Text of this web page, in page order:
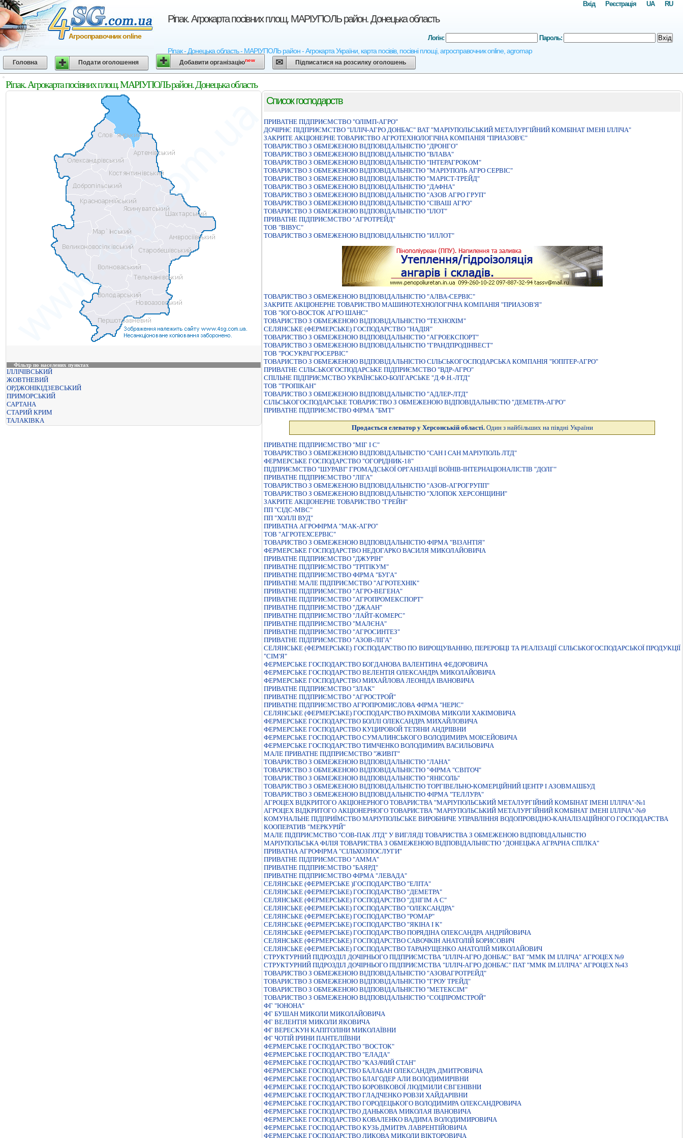
Ріпак. Агрокарта посівних площ. МАРІУПОЛЬ район. Донецька область
Ріпак - Донецька область - МАРІУПОЛЬ район - Агрокарта України, карта посівів, посівні площі, агросправочник online, agromap
Агросправочник online
RU
UA
Реєстрація
Вхід
Логін: Пароль: Вхід
Головна Подати оголошення Добавити організаціюnew Підписатися на розсилку оголошень
Ріпак. Агрокарта посівних площ. МАРІУПОЛЬ район. Донецька область
Фільтр по населених пунктах
ІЛЛІЧІВСЬКИЙ
ЖОВТНЕВИЙ
ОРДЖОНІКІДЗЕВСЬКИЙ
ПРИМОРСЬКИЙ
САРТАНА
СТАРИЙ КРИМ
ТАЛАКІВКА
Список господарств
ПРИВАТНЕ ПІДПРИЄМСТВО "ОЛІМП-АГРО"
ДОЧIРНЄ ПIДПРИЄМСТВО "IЛЛIЧ-АГРО ДОНБАС" ВАТ "МАРIУПОЛЬСЬКИЙ МЕТАЛУРГIЙНИЙ КОМБIНАТ IМЕНI IЛЛIЧА"
ЗАКРИТЕ АКЦІОНЕРНЕ ТОВАРИСТВО АГРОТЕХНОЛОГІЧНА КОМПАНІЯ "ПРИАЗОВ'Є"
ТОВАРИСТВО З ОБМЕЖЕНОЮ ВIДПОВIДАЛЬНIСТЮ "ДРОНГО"
ТОВАРИСТВО З ОБМЕЖЕНОЮ ВIДПОВIДАЛЬНIСТЮ "ВЛАВА"
ТОВАРИСТВО З ОБМЕЖЕНОЮ ВIДПОВIДАЛЬНIСТЮ "IНТЕРАГРОКОМ"
ТОВАРИСТВО З ОБМЕЖЕНОЮ ВIДПОВIДАЛЬНIСТЮ "МАРIУПОЛЬ АГРО СЕРВIС"
ТОВАРИСТВО З ОБМЕЖЕНОЮ ВІДПОВІДАЛЬНІСТЮ "МАРІСТ-ТРЕЙД"
ТОВАРИСТВО З ОБМЕЖЕНОЮ ВIДПОВIДАЛЬНIСТЮ "ДАФНА"
ТОВАРИСТВО З ОБМЕЖЕНОЮ ВIДПОВIДАЛЬНIСТЮ "АЗОВ АГРО ГРУП"
ТОВАРИСТВО З ОБМЕЖЕНОЮ ВIДПОВIДАЛЬНIСТЮ "СIВАШ АГРО"
ТОВАРИСТВО З ОБМЕЖЕНОЮ ВIДПОВIДАЛЬНIСТЮ "IЛОТ"
ПРИВАТНЕ ПІДПРИЄМСТВО "АГРОТРЕЙД"
ТОВ "ВІВУС"
ТОВАРИСТВО З ОБМЕЖЕНОЮ ВIДПОВIДАЛЬНIСТЮ "ИЛЛОТ"
ТОВАРИСТВО З ОБМЕЖЕНОЮ ВIДПОВIДАЛЬНIСТЮ "АЛВА-СЕРВIС"
ЗАКРИТЕ АКЦІОНЕРНЕ ТОВАРИСТВО МАШИНОТЕХНОЛОГІЧНА КОМПАНІЯ "ПРИАЗОВ'Я"
ТОВ "ЮГО-ВОСТОК АГРО ШАНС"
ТОВАРИСТВО З ОБМЕЖЕНОЮ ВIДПОВIДАЛЬНIСТЮ "ТЕХНОХIМ"
СЕЛЯНСЬКЕ (ФЕРМЕРСЬКЕ) ГОСПОДАРСТВО "НАДIЯ"
ТОВАРИСТВО З ОБМЕЖЕНОЮ ВIДПОВIДАЛЬНIСТЮ "АГРОЕКСПОРТ"
ТОВАРИСТВО З ОБМЕЖЕНОЮ ВIДПОВIДАЛЬНIСТЮ "ГРАНДПРОДIНВЕСТ"
ТОВ "РОСУКРАГРОСЕРВІС"
ТОВАРИСТВО З ОБМЕЖЕНОЮ ВIДПОВIДАЛЬНIСТЮ СIЛЬСЬКОГОСПОДАРСЬКА КОМПАНIЯ "ЮПIТЕР-АГРО"
ПРИВАТНЕ СIЛЬСЬКОГОСПОДАРСЬКЕ ПIДПРИЄМСТВО "ВДР-АГРО"
СПІЛЬНЕ ПІДПРИЄМСТВО УКРАЇНСЬКО-БОЛГАРСЬКЕ "Д.Ф.Н.-ЛТД"
ТОВ "ТРОПІКАН"
ТОВАРИСТВО З ОБМЕЖЕНОЮ ВIДПОВIДАЛЬНIСТЮ "АДЛЕР-ЛТД"
СIЛЬСЬКОГОСПОДАРСЬКЕ ТОВАРИСТВО З ОБМЕЖЕНОЮ ВIДПОВIДАЛЬНIСТЮ "ДЕМЕТРА-АГРО"
ПРИВАТНЕ ПІДПРИЄМСТВО ФІРМА "БМТ"
Продається елеватор у Херсонській області. Один з найбільших на півдні України
ПРИВАТНЕ ПIДПРИЄМСТВО "МIГ I С"
ТОВАРИСТВО З ОБМЕЖЕНОЮ ВIДПОВIДАЛЬНIСТЮ "САН I САН МАРIУПОЛЬ ЛТД"
ФЕРМЕРСЬКЕ ГОСПОДАРСТВО "ОГОРIДНИК-18"
ПІДПРИЄМСТВО "ШУРАВІ" ГРОМАДСЬКОЇ ОРГАНІЗАЦІЇ ВОЇНІВ-ІНТЕРНАЦІОНАЛІСТІВ "ДОЛГ"
ПРИВАТНЕ ПIДПРИЄМСТВО "ЛIГА"
ТОВАРИСТВО З ОБМЕЖЕНОЮ ВIДПОВIДАЛЬНIСТЮ "АЗОВ-АГРОГРУПП"
ТОВАРИСТВО З ОБМЕЖЕНОЮ ВIДПОВIДАЛЬНIСТЮ "ХЛОПОК ХЕРСОНЩИНИ"
ЗАКРИТЕ АКЦІОНЕРНЕ ТОВАРИСТВО "ГРЕЙН"
ПП "СІДС-МВС"
ПП "ХОЛЛІ ВУД"
ПРИВАТНА АГРОФIРМА "МАК-АГРО"
ТОВ "АГРОТЕХСЕРВІС"
ТОВАРИСТВО З ОБМЕЖЕНОЮ ВIДПОВIДАЛЬНIСТЮ ФIРМА "ВIЗАНТIЯ"
ФЕРМЕРСЬКЕ ГОСПОДАРСТВО НЕДОГАРКО ВАСИЛЯ МИКОЛАЙОВИЧА
ПРИВАТНЕ ПIДПРИЄМСТВО "ДЖУРIН"
ПРИВАТНЕ ПIДПРИЄМСТВО "ТРIТIКУМ"
ПРИВАТНЕ ПІДПРИЄМСТВО ФІРМА "БУГА"
ПРИВАТНЕ МАЛЕ ПІДПРИЄМСТВО "АГРОТЕХНІК"
ПРИВАТНЕ ПIДПРИЄМСТВО "АГРО-ВЕГЕНА"
ПРИВАТНЕ ПIДПРИЄМСТВО "АГРОПРОМЕКСПОРТ"
ПРИВАТНЕ ПIДПРИЄМСТВО "ДЖААН"
ПРИВАТНЕ ПIДПРИЄМСТВО "ЛАЙТ-КОМЕРС"
ПРИВАТНЕ ПIДПРИЄМСТВО "МАЛЄНА"
ПРИВАТНЕ ПІДПРИЄМСТВО "АГРОСИНТЕЗ"
ПРИВАТНЕ ПІДПРИЄМСТВО "АЗОВ-ЛІГА"
СЕЛЯНСЬКЕ (ФЕРМЕРСЬКЕ) ГОСПОДАРСТВО ПО ВИРОЩУВАННЮ, ПЕРЕРОБЦІ ТА РЕАЛІЗАЦІЇ СІЛЬСЬКОГОСПОДАРСЬКОЇ ПРОДУКЦІЇ
"СІМ'Я"
ФЕРМЕРСЬКЕ ГОСПОДАРСТВО БОГДАНОВА ВАЛЕНТИНА ФЕДОРОВИЧА
ФЕРМЕРСЬКЕ ГОСПОДАРСТВО ВЕЛЕНТIЯ ОЛЕКСАНДРА МИКОЛАЙОВИЧА
ФЕРМЕРСЬКЕ ГОСПОДАРСТВО МИХАЙЛОВА ЛЕОНIДА IВАНОВИЧА
ПРИВАТНЕ ПIДПРИЄМСТВО "ЗЛАК"
ПРИВАТНЕ ПІДПРИЄМСТВО "АГРОСТРОЙ"
ПРИВАТНЕ ПІДПРИЄМСТВО АГРОПРОМИСЛОВА ФІРМА "НЕРІС"
СЕЛЯНСЬКЕ (ФЕРМЕРСЬКЕ) ГОСПОДАРСТВО РАХІМОВА МИКОЛИ ХАКІМОВИЧА
ФЕРМЕРСЬКЕ ГОСПОДАРСТВО БОЛЛІ ОЛЕКСАНДРА МИХАЙЛОВИЧА
ФЕРМЕРСЬКЕ ГОСПОДАРСТВО КУЦИРОВОЙ ТЕТЯНИ АНДРІІВНИ
ФЕРМЕРСЬКЕ ГОСПОДАРСТВО СУМАЛИНСЬКОГО ВОЛОДИМИРА МОІСЕЙОВИЧА
ФЕРМЕРСЬКЕ ГОСПОДАРСТВО ТИМЧЕНКО ВОЛОДИМИРА ВАСИЛЬОВИЧА
МАЛЕ ПРИВАТНЕ ПІДПРИЄМСТВО "ЖИВІТ"
ТОВАРИСТВО З ОБМЕЖЕНОЮ ВІДПОВІДАЛЬНІСТЮ "ЛАНА"
ТОВАРИСТВО З ОБМЕЖЕНОЮ ВІДПОВІДАЛЬНІСТЮ "ФІРМА "СВІТОЧ"
ТОВАРИСТВО З ОБМЕЖЕНОЮ ВІДПОВІДАЛЬНІСТЮ "ЯНІСОЛЬ"
ТОВАРИСТВО З ОБМЕЖЕНОЮ ВІДПОВІДАЛЬНІСТЮ ТОРГІВЕЛЬНО-КОМЕРЦІЙНИЙ ЦЕНТР І АЗОВМАШБУД
ТОВАРИСТВО З ОБМЕЖЕНОЮ ВІДПОВІДАЛЬНІСТЮ ФІРМА "ТЕЛЛУРА"
АГРОЦЕХ ВIДКРИТОГО АКЦIОНЕРНОГО ТОВАРИСТВА "МАРIУПОЛЬСЬКИЙ МЕТАЛУРГIЙНИЙ КОМБIНАТ IМЕНI IЛЛIЧА"-№1
АГРОЦЕХ ВІДКРИТОГО АКЦІОНЕРНОГО ТОВАРИСТВА "МАРІУПОЛЬСЬКИЙ МЕТАЛУРГІЙНИЙ КОМБІНАТ ІМЕНІ ІЛЛІЧА"-№9
КОМУНАЛЬНЕ ПIДПРИЇМСТВО МАРIУПОЛЬСЬКЕ ВИРОБНИЧЕ УПРАВЛIННЯ ВОДОПРОВIДНО-КАНАЛIЗАЦIЙНОГО ГОСПОДАРСТВА
КООПЕРАТИВ "МЕРКУРІЙ"
МАЛЕ ПIДПРИЄМСТВО "СОВ-ПАК ЛТД" У ВИГЛЯДI ТОВАРИСТВА З ОБМЕЖЕНОЮ ВIДПОВIДАЛЬНIСТЮ
МАРIУПОЛЬСЬКА ФIЛIЯ ТОВАРИСТВА З ОБМЕЖЕНОЮ ВIДПОВIДАЛЬНIСТЮ "ДОНЕЦЬКА АГРАРНА СПIЛКА"
ПРИВАТНА АГРОФІРМА "СІЛЬХОЗПОСЛУГИ"
ПРИВАТНЕ ПIДПРИЄМСТВО "АММА"
ПРИВАТНЕ ПІДПРИЄМСТВО "БАЯРД"
ПРИВАТНЕ ПІДПРИЄМСТВО ФІРМА "ЛЕВАДА"
СЕЛЯНСЬКЕ (ФЕРМЕРСЬКЕ )ГОСПОДАРСТВО "ЕЛIТА"
СЕЛЯНСЬКЕ (ФЕРМЕРСЬКЕ) ГОСПОДАРСТВО "ДЕМЕТРА"
СЕЛЯНСЬКЕ (ФЕРМЕРСЬКЕ) ГОСПОДАРСТВО "ДЗIГIМ А С"
СЕЛЯНСЬКЕ (ФЕРМЕРСЬКЕ) ГОСПОДАРСТВО "ОЛЕКСАНДРА"
СЕЛЯНСЬКЕ (ФЕРМЕРСЬКЕ) ГОСПОДАРСТВО "РОМАР"
СЕЛЯНСЬКЕ (ФЕРМЕРСЬКЕ) ГОСПОДАРСТВО "ЯКIНА I К"
СЕЛЯНСЬКЕ (ФЕРМЕРСЬКЕ) ГОСПОДАРСТВО ПОРЯДIНА ОЛЕКСАНДРА АНДРIЙОВИЧА
СЕЛЯНСЬКЕ (ФЕРМЕРСЬКЕ) ГОСПОДАРСТВО САВОЧКІН АНАТОЛІЙ БОРИСОВИЧ
СЕЛЯНСЬКЕ (ФЕРМЕРСЬКЕ) ГОСПОДАРСТВО ТАРАНУЩЕНКО АНАТОЛIЙ МИКОЛАЙОВИЧ
СТРУКТУРНИЙ ПIДРОЗДIЛ ДОЧIРНЬОГО ПIДПРИЄМСТВА "IЛЛIЧ-АГРО ДОНБАС" ВАТ "ММК IМ IЛЛIЧА" АГРОЦЕХ №9
СТРУКТУРНИЙ ПIДРОЗДIЛ ДОЧIРНЬОГО ПIДПРИЄМСТВА "IЛЛIЧ-АГРО ДОНБАС" ПАТ "ММК IМ.IЛЛIЧА" АГРОЦЕХ №43
ТОВАРИСТВО З ОБМЕЖЕНОЮ ВІДПОВІДАЛЬНІСТЮ "АЗОВАГРОТРЕЙД"
ТОВАРИСТВО З ОБМЕЖЕНОЮ ВІДПОВІДАЛЬНІСТЮ "ГРОУ ТРЕЙД"
ТОВАРИСТВО З ОБМЕЖЕНОЮ ВІДПОВІДАЛЬНІСТЮ "МЕТЕКСІМ"
ТОВАРИСТВО З ОБМЕЖЕНОЮ ВІДПОВІДАЛЬНІСТЮ "СОЦПРОМСТРОЙ"
ФГ "ЮНОНА"
ФГ БУШАН МИКОЛИ МИКОЛАЙОВИЧА
ФГ ВЕЛЕНТІЯ МИКОЛИ ЯКОВИЧА
ФГ ВЕРЕСКУН КАПІТОЛІНИ МИКОЛАЇВНИ
ФГ ЧОТІЙ ІРИНИ ПАНТЕЛІЇВНИ
ФЕРМЕРСЬКЕ ГОСПОДАРСТВО "ВОСТОК"
ФЕРМЕРСЬКЕ ГОСПОДАРСТВО "ЕЛАДА"
ФЕРМЕРСЬКЕ ГОСПОДАРСТВО "КАЗАЧИЙ СТАН"
ФЕРМЕРСЬКЕ ГОСПОДАРСТВО БАЛАБАН ОЛЕКСАНДРА ДМИТРОВИЧА
ФЕРМЕРСЬКЕ ГОСПОДАРСТВО БЛАГОДЕР АЛИ ВОЛОДИМИРІВНИ
ФЕРМЕРСЬКЕ ГОСПОДАРСТВО БОРОВІКОВОЇ ЛЮДМИЛИ ЄВГЕНІВНИ
ФЕРМЕРСЬКЕ ГОСПОДАРСТВО ГЛАДЧЕНКО РОВЗИ ХАЙДАРІВНИ
ФЕРМЕРСЬКЕ ГОСПОДАРСТВО ГОРОДЕЦЬКОГО ВОЛОДИМИРА ОЛЕКСАНДРОВИЧА
ФЕРМЕРСЬКЕ ГОСПОДАРСТВО ДАНЬКОВА МИКОЛАЯ IВАНОВИЧА
ФЕРМЕРСЬКЕ ГОСПОДАРСТВО КОВАЛЕНКО ВАДИМА ВОЛОДИМИРОВИЧА
ФЕРМЕРСЬКЕ ГОСПОДАРСТВО КУЗЬ ДМИТРА ЛАВРЕНТІЙОВИЧА
ФЕРМЕРСЬКЕ ГОСПОДАРСТВО ЛИКОВА МИКОЛИ ВІКТОРОВИЧА